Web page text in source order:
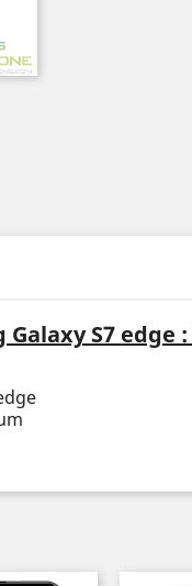
Galaxy S7 edge